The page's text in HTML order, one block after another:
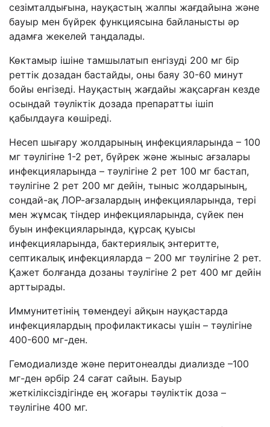
сезімталдығына, науқастың жалпы жағдайына және
бауыр мен бүйрек функциясына байланысты әр
адамға жекелей таңдалады.
Көктамыр ішіне тамшылатып енгізуді 200 мг бір
реттік дозадан бастайды, оны баяу 30-60 минут
бойы енгізеді. Науқастың жағдайы жақсарған кезде
осындай тәуліктік дозада препаратты ішіп
қабылдауға көшіреді.
Несеп шығару жолдарының инфекцияларында – 100
мг тәулігіне 1-2 рет, бүйрек және жыныс ағзалары
инфекцияларында – тәулігіне 2 рет 100 мг бастап,
тәулігіне 2 рет 200 мг дейін, тыныс жолдарының,
сондай-ақ ЛОР-ағзалардың инфекцияларында, тері
мен жұмсақ тіндер инфекцияларында, сүйек пен
буын инфекцияларында, құрсақ қуысы
инфекцияларында, бактериялық энтеритте,
септикалық инфекцияларда – 200 мг тәулігіне 2 рет.
Қажет болғанда дозаны тәулігіне 2 рет 400 мг дейін
арттырады.
Иммунитетінің төмендеуі айқын науқастарда
инфекциялардың профилактикасы үшін – тәулігіне
400-600 мг-ден.
Гемодиализде және перитонеалды диализде –100
мг-ден әрбір 24 сағат сайын. Бауыр
жеткіліксіздігінде ең жоғары тәуліктік доза –
тәулігіне 400 мг.